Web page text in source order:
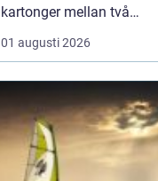
kartonger mellan två
adresser. När ett kontor i
Göteborg sk...
01 augusti 2026